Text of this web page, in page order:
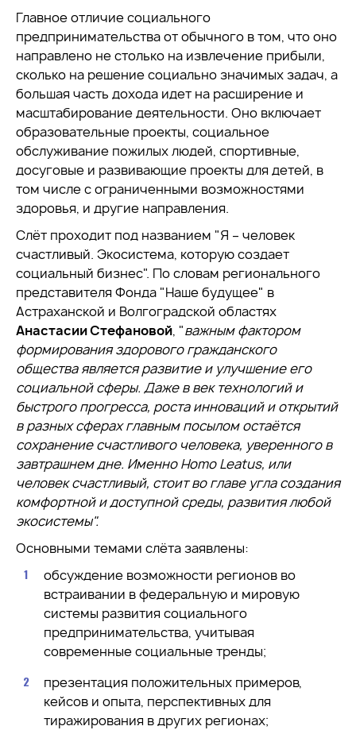
Главное отличие социального
предпринимательства от обычного в том, что оно
направлено не столько на извлечение прибыли,
сколько на решение социально значимых задач, а
большая часть дохода идет на расширение и
масштабирование деятельности. Оно включает
образовательные проекты, социальное
обслуживание пожилых людей, спортивные,
досуговые и развивающие проекты для детей, в
том числе с ограниченными возможностями
здоровья, и другие направления.
Слёт проходит под названием "Я – человек
счастливый. Экосистема, которую создает
социальный бизнес". По словам регионального
представителя Фонда "Наше будущее" в
Астраханской и Волгоградской областях
Анастасии Стефановой, "важным фактором
формирования здорового гражданского
общества является развитие и улучшение его
социальной сферы. Даже в век технологий и
быстрого прогресса, роста инноваций и открытий
в разных сферах главным посылом остаётся
сохранение счастливого человека, уверенного в
завтрашнем дне. Именно Homo Leatus, или
человек счастливый, стоит во главе угла создания
комфортной и доступной среды, развития любой
экосистемы".
Основными темами слёта заявлены:
обсуждение возможности регионов во
встраивании в федеральную и мировую
системы развития социального
предпринимательства, учитывая
современные социальные тренды;
презентация положительных примеров,
кейсов и опыта, перспективных для
тиражирования в других регионах;